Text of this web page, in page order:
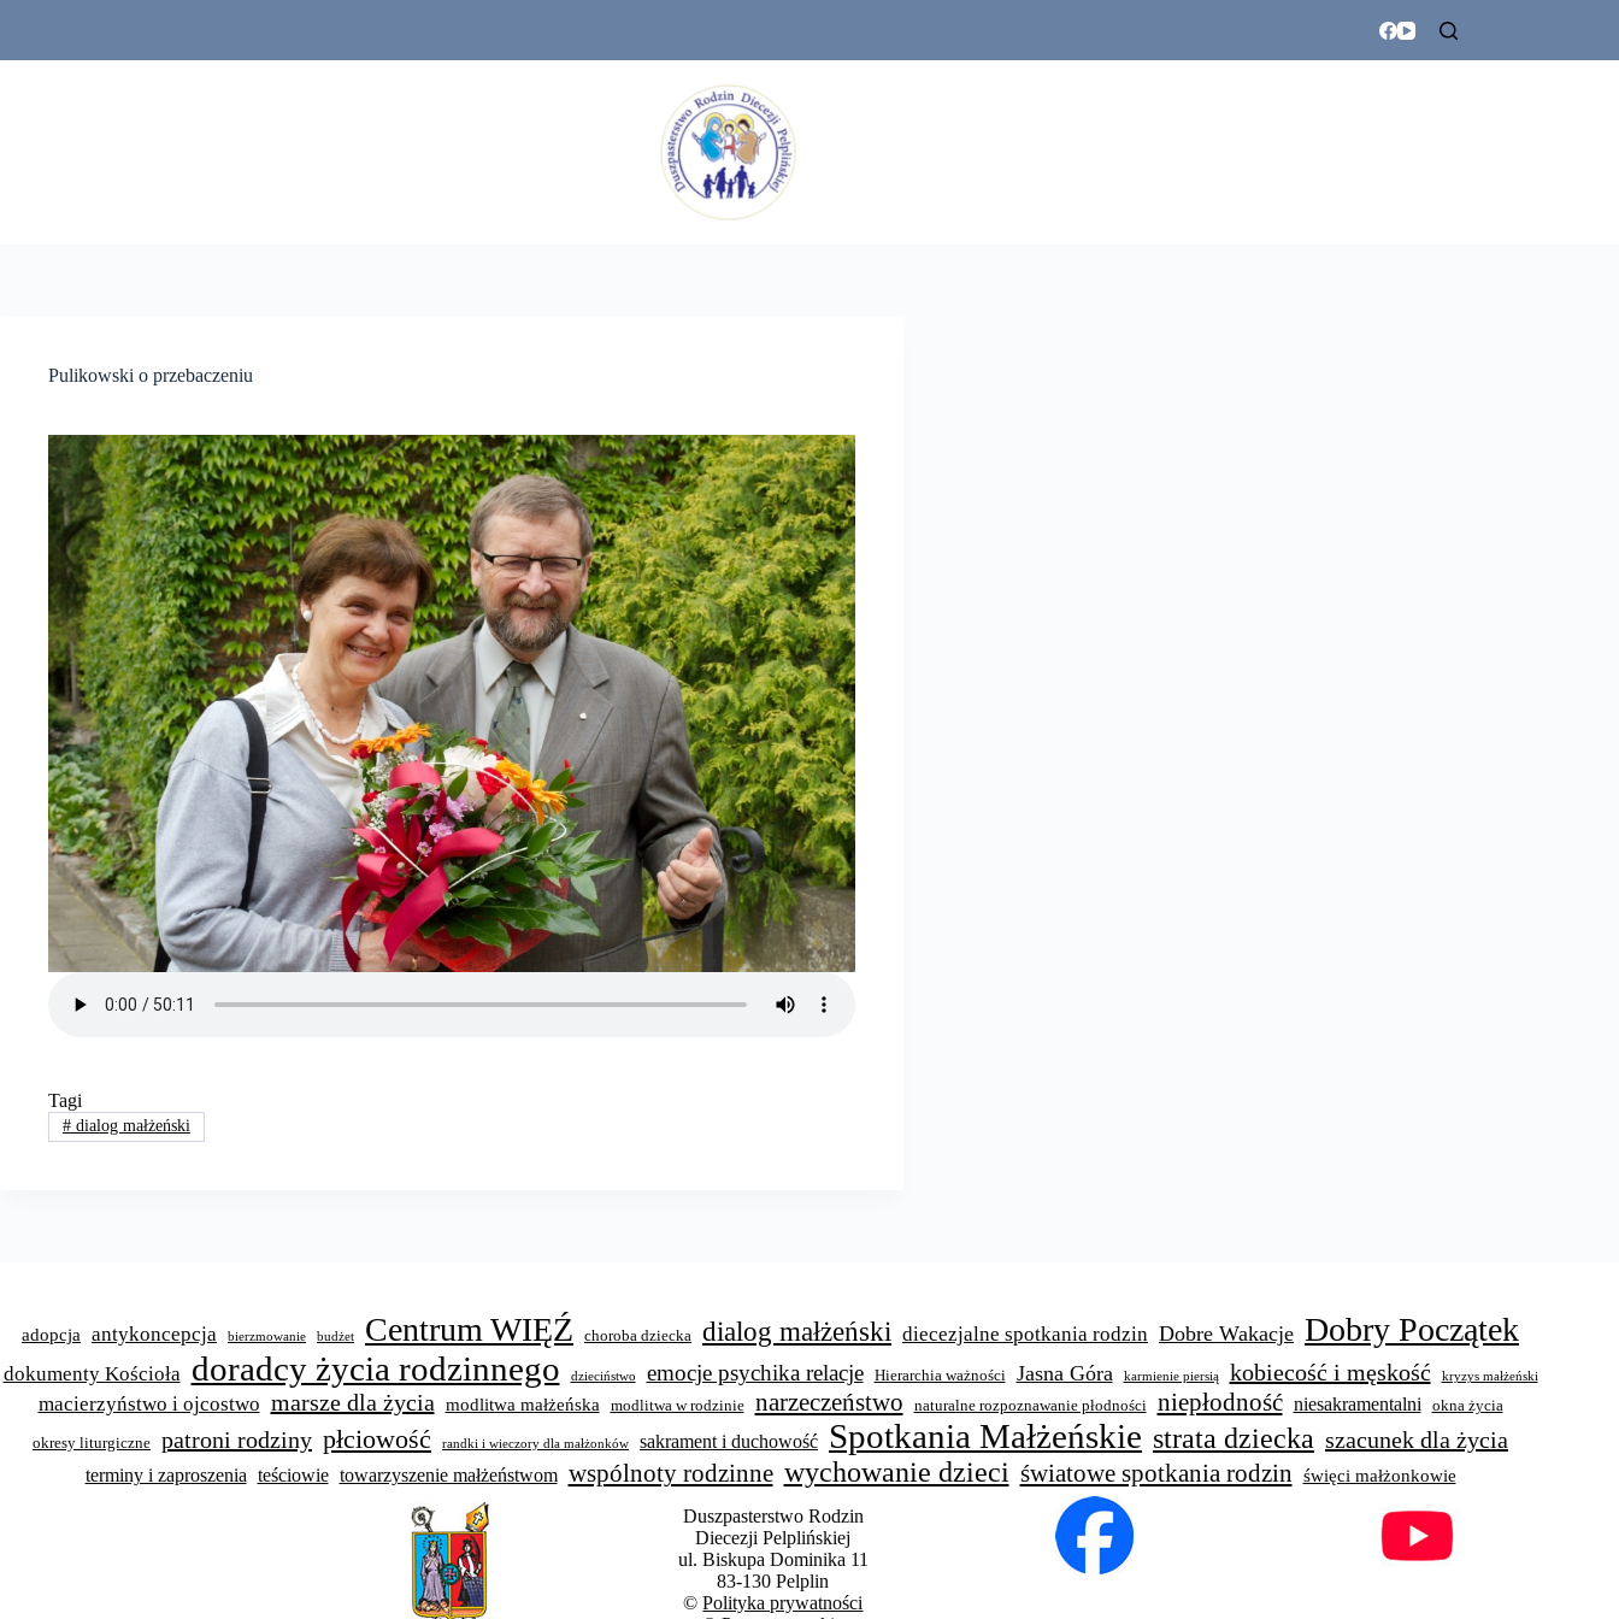
Pulikowski o przebaczeniu
Tagi
#dialog małżeński
adopcja antykoncepcja bierzmowanie budżet Centrum WIĘŹ choroba dziecka dialog małżeński diecezjalne spotkania rodzin Dobre Wakacje Dobry Początek
dokumenty Kościoła doradcy życia rodzinnego dzieciństwo emocje psychika relacje Hierarchia ważności Jasna Góra karmienie piersią kobiecość i męskość kryzys małżeński
macierzyństwo i ojcostwo marsze dla życia modlitwa małżeńska modlitwa w rodzinie narzeczeństwo naturalne rozpoznawanie płodności niepłodność niesakramentalni okna życia
okresy liturgiczne patroni rodziny płciowość randki i wieczory dla małżonków sakrament i duchowość Spotkania Małżeńskie strata dziecka szacunek dla życia
terminy i zaproszenia teściowie towarzyszenie małżeństwom wspólnoty rodzinne wychowanie dzieci światowe spotkania rodzin święci małżonkowie
Duszpasterstwo Rodzin
Diecezji Pelplińskiej
ul. Biskupa Dominika 11
83-130 Pelplin
©Polityka prywatności